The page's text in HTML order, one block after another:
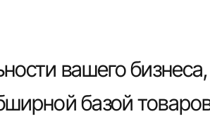
вашего
базой